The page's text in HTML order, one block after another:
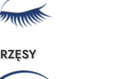
RZĘSY